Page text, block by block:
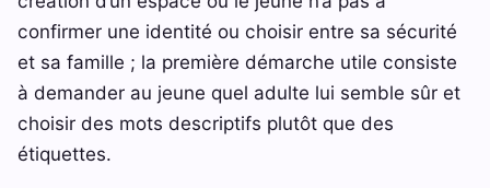
confirmer une identité ou choisir entre sa sécurité
et sa famille ; la première démarche utile consiste
à demander au jeune quel adulte lui semble sûr et
choisir des mots descriptifs plutôt que des
étiquettes.